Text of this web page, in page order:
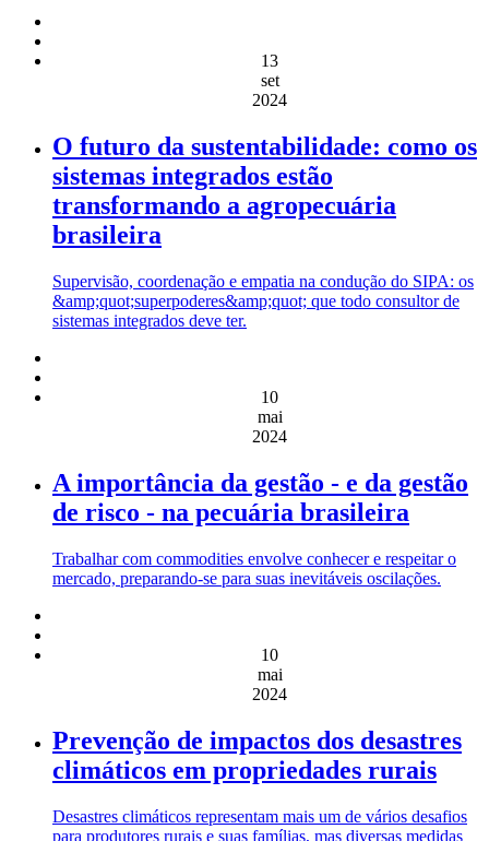
13
set
2024
O futuro da sustentabilidade: como os
sistemas integrados estão
transformando a agropecuária
brasileira
Supervisão, coordenação e empatia na condução do SIPA: os
&amp;quot;superpoderes&amp;quot; que todo consultor de
sistemas integrados deve ter.
10
mai
2024
A importância da gestão - e da gestão
de risco - na pecuária brasileira
Trabalhar com commodities envolve conhecer e respeitar o
mercado, preparando-se para suas inevitáveis oscilações.
10
mai
2024
Prevenção de impactos dos desastres
climáticos em propriedades rurais
Desastres climáticos representam mais um de vários desafios
para produtores rurais e suas famílias, mas diversas medidas